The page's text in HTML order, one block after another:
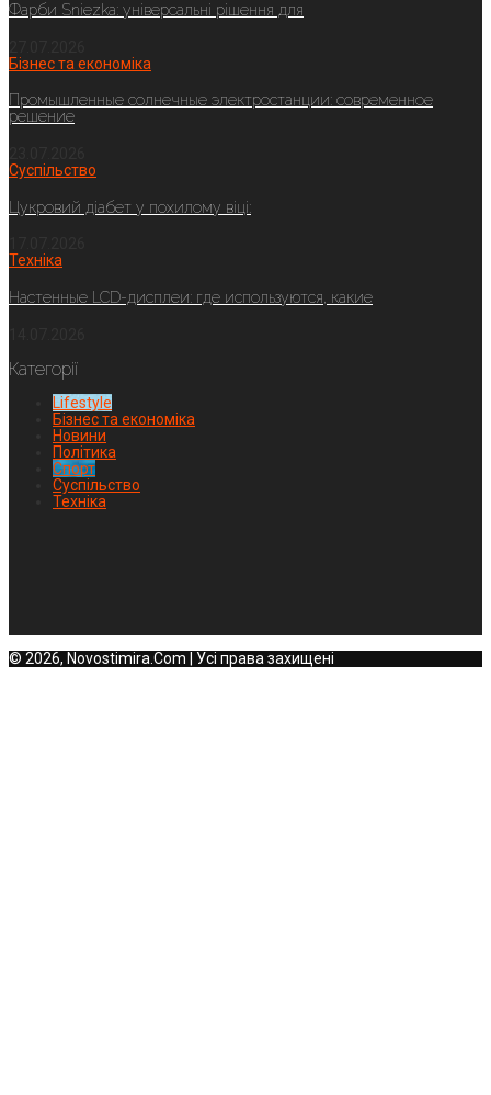
Фарби Sniezka: універсальні рішення для
Бізнес та економіка
Промышленные солнечные электростанции: современное
решение
Суспільство
Цукровий діабет у похилому віці:
Техніка
Настенные LCD-дисплеи: где используются, какие
Категорії
Lifestyle
Бізнес та економіка
Новини
Політика
Спорт
Суспільство
Техніка
© 2026, Novostimira.Com | Усі права захищені